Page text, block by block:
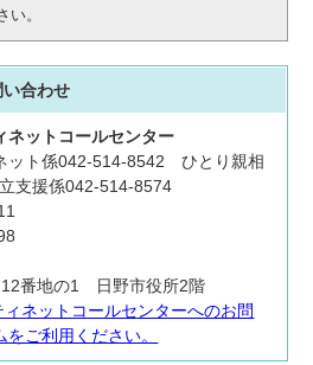
い。
い合わせ
ネットコールセンター
ット係042-514-8542 ひとり親相
支援係042-514-8574
12番地の1 日野市役所2階
ネットコールセンターへのお問
ご利用ください。